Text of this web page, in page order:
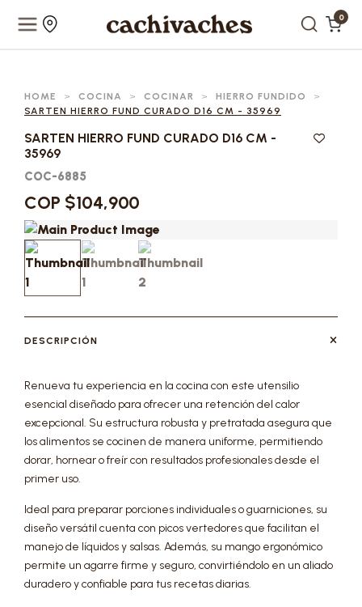
0
HOME > COCINA > COCINAR > HIERRO FUNDIDO
>
SARTEN HIERRO FUND CURADO D16 CM - 35969
SARTEN HIERRO FUND CURADO D16 CM -
35969
COC-6885
COP $104,900
DESCRIPCIÓN
Renueva tu experiencia en la cocina con este utensilio
esencial diseñado para ofrecer una retención del calor
excepcional. Su estructura robusta y pretratada asegura que
los alimentos se cocinen de manera uniforme, permitiendo
dorar, hornear o freír con resultados profesionales desde el
primer uso.
Ideal para preparar porciones individuales o guarniciones, su
diseño versátil cuenta con picos vertedores que facilitan el
manejo de líquidos y salsas. Además, su mango ergonómico
permite un agarre firme y seguro, convirtiéndolo en un aliado
duradero y confiable para tus recetas diarias.